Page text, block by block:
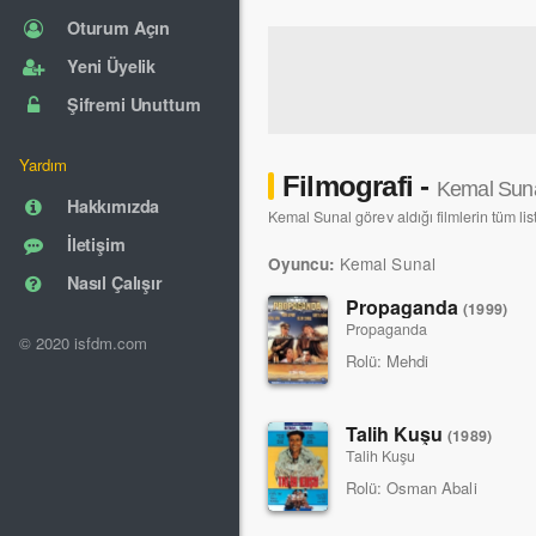
Oturum Açın
Yeni Üyelik
Şifremi Unuttum
Yardım
Hakkımızda
İletişim
Nasıl Çalışır
© 2020 isfdm.com
oyun sırasında, Kemal Sunal'ı
Filmografi - Kemal
Kemal Sunal görev aldığı filmlerin tüm
Oyuncu: Kemal Sunal
Propaganda(1999)
Propaganda
Rolü: Mehdi
Talih Kuşu(1989)
Talih Kuşu
Rolü: Osman Abali